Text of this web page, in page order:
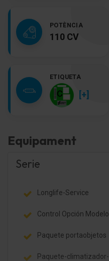
POTÈNCIA
110 CV
ETIQUETA
[+]
Equipament
Serie
Longlife-Service
Control Opción
Paquete portaobjetos
Paquete-